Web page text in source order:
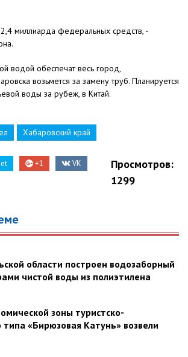
миллиарда федеральных средств, -
водой обеспечат весь город,
возьмется за замену труб. Планируется
воды за рубеж, в Китай.
Хабаровский край
+1 VK
Просмотров:
1299
области построен водозаборный
чистой воды из полиэтилена
зоны туристско-
«Бирюзовая Катунь» возвели